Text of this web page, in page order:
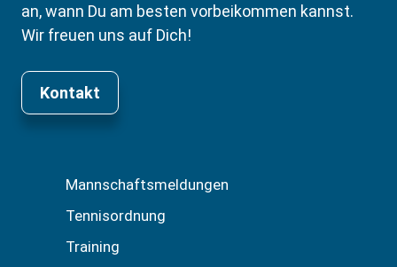
an, wann Du am besten vorbeikommen kannst.
Wir freuen uns auf Dich!
Kontakt
Mannschaftsmeldungen
Tennisordnung
Training